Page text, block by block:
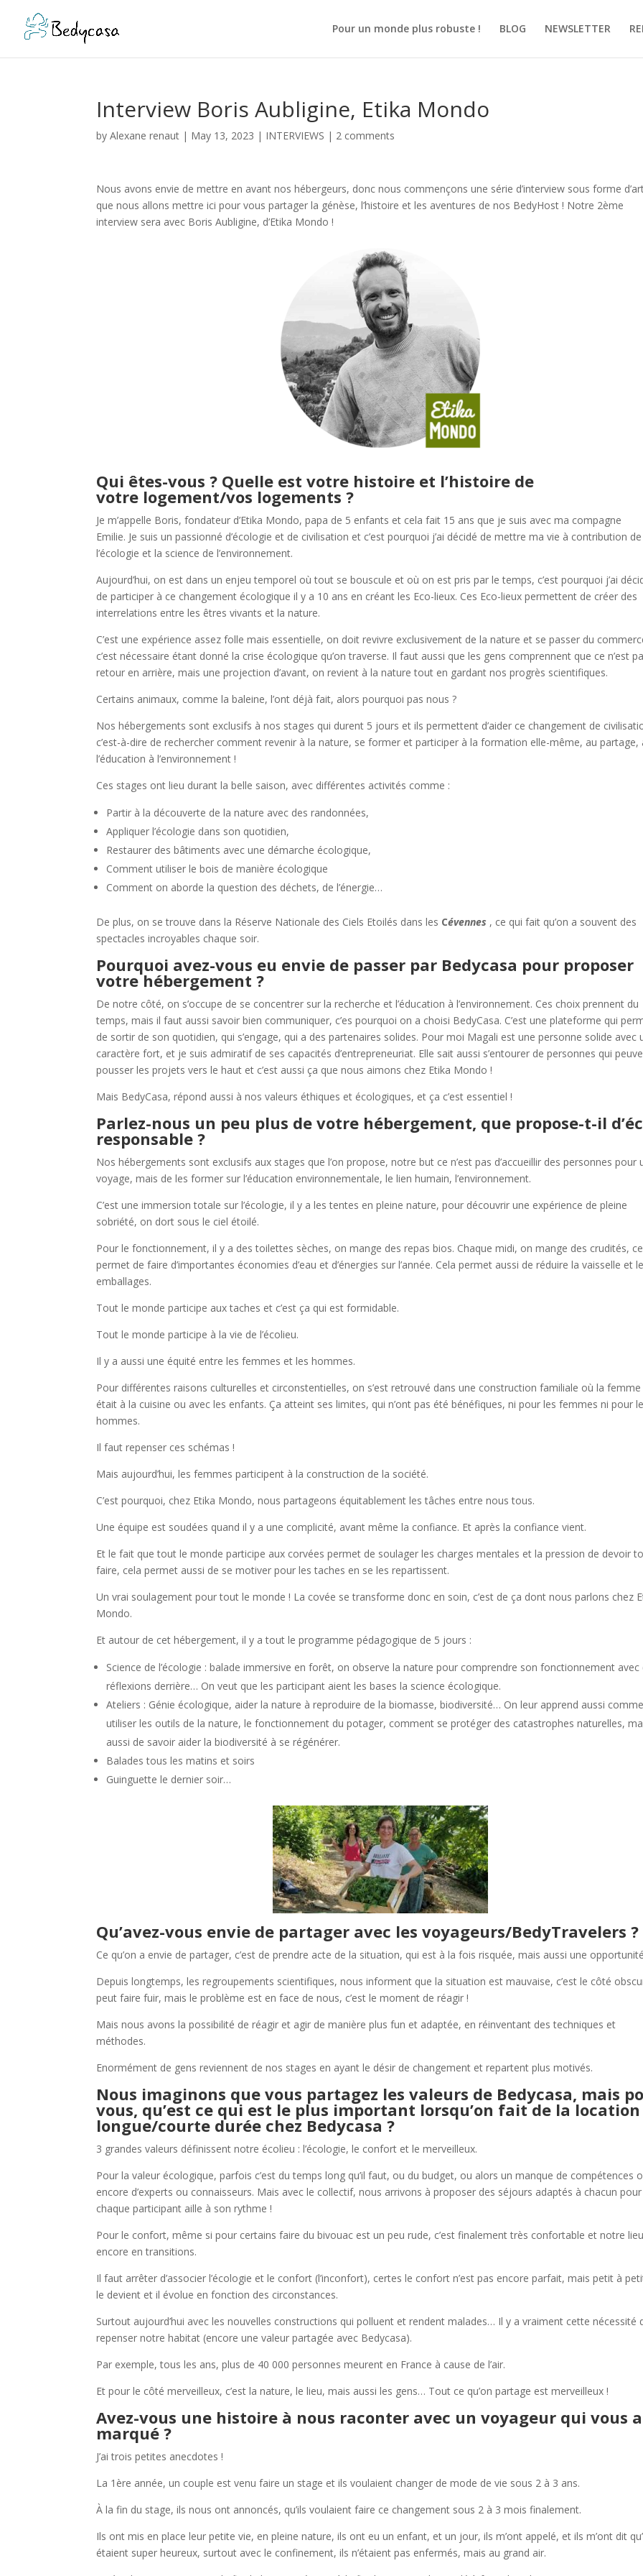
Pour un monde plus robuste ! BLOG NEWSLETTER
Interview Boris Aubligine, Etika Mondo
byAlexane renaut | May 13, 2023 | INTERVIEWS | 2 comments
Nous avons envie de mettre en avant nos hébergeurs, donc nous commençons une série d’interview sous forme
que nous allons mettre ici pour vous partager la génèse, l’histoire et les aventures de nos BedyHost ! Notre 2ème
interview sera avec Boris Aubligine, d’Etika Mondo !
Qui êtes-vous ? Quelle est votre histoire et l’histoire de
votre logement/vos logements ?
Je m’appelle Boris, fondateur d’Etika Mondo, papa de 5 enfants et cela fait 15 ans que je suis avec ma compagne
Emilie. Je suis un passionné d’écologie et de civilisation et c’est pourquoi j’ai décidé de mettre ma vie à contribution de
l’écologie et la science de l’environnement.
Aujourd’hui, on est dans un enjeu temporel où tout se bouscule et où on est pris par le temps, c’est pourquoi j’ai
de participer à ce changement écologique il y a 10 ans en créant les Eco-lieux. Ces Eco-lieux permettent de créer des
interrelations entre les êtres vivants et la nature.
C’est une expérience assez folle mais essentielle, on doit revivre exclusivement de la nature et se passer du
c’est nécessaire étant donné la crise écologique qu’on traverse. Il faut aussi que les gens comprennent que ce n’est
retour en arrière, mais une projection d’avant, on revient à la nature tout en gardant nos progrès scientifiques.
Certains animaux, comme la baleine, l’ont déjà fait, alors pourquoi pas nous ?
Nos hébergements sont exclusifs à nos stages qui durent 5 jours et ils permettent d’aider ce changement de
c’est-à-dire de rechercher comment revenir à la nature, se former et participer à la formation elle-même, au partage,
l’éducation à l’environnement !
Ces stages ont lieu durant la belle saison, avec différentes activités comme :
Partir à la découverte de la nature avec des randonnées,
Appliquer l’écologie dans son quotidien,
Restaurer des bâtiments avec une démarche écologique,
Comment utiliser le bois de manière écologique
Comment on aborde la question des déchets, de l’énergie…
De plus, on se trouve dans la Réserve Nationale des Ciels Etoilés dans les Cévennes , ce qui fait qu’on a souvent des
spectacles incroyables chaque soir.
Pourquoi avez-vous eu envie de passer par Bedycasa pour proposer
votre hébergement ?
De notre côté, on s’occupe de se concentrer sur la recherche et l’éducation à l’environnement. Ces choix prennent du
temps, mais il faut aussi savoir bien communiquer, c’es pourquoi on a choisi BedyCasa. C’est une plateforme qui
de sortir de son quotidien, qui s’engage, qui a des partenaires solides. Pour moi Magali est une personne solide avec
caractère fort, et je suis admiratif de ses capacités d’entrepreneuriat. Elle sait aussi s’entourer de personnes qui
pousser les projets vers le haut et c’est aussi ça que nous aimons chez Etika Mondo !
Mais BedyCasa, répond aussi à nos valeurs éthiques et écologiques, et ça c’est essentiel !
Parlez-nous un peu plus de votre hébergement, que propose-t-il
responsable ?
Nos hébergements sont exclusifs aux stages que l’on propose, notre but ce n’est pas d’accueillir des personnes pour
voyage, mais de les former sur l’éducation environnementale, le lien humain, l’environnement.
C’est une immersion totale sur l’écologie, il y a les tentes en pleine nature, pour découvrir une expérience de pleine
sobriété, on dort sous le ciel étoilé.
Pour le fonctionnement, il y a des toilettes sèches, on mange des repas bios. Chaque midi, on mange des crudités,
permet de faire d’importantes économies d’eau et d’énergies sur l’année. Cela permet aussi de réduire la vaisselle et
emballages.
Tout le monde participe aux taches et c’est ça qui est formidable.
Tout le monde participe à la vie de l’écolieu.
Il y a aussi une équité entre les femmes et les hommes.
Pour différentes raisons culturelles et circonstentielles, on s’est retrouvé dans une construction familiale où la femme
était à la cuisine ou avec les enfants. Ça atteint ses limites, qui n’ont pas été bénéfiques, ni pour les femmes ni pour
hommes.
Il faut repenser ces schémas !
Mais aujourd’hui, les femmes participent à la construction de la société.
C’est pourquoi, chez Etika Mondo, nous partageons équitablement les tâches entre nous tous.
Une équipe est soudées quand il y a une complicité, avant même la confiance. Et après la confiance vient.
Et le fait que tout le monde participe aux corvées permet de soulager les charges mentales et la pression de devoir
faire, cela permet aussi de se motiver pour les taches en se les repartissent.
Un vrai soulagement pour tout le monde ! La covée se transforme donc en soin, c’est de ça dont nous parlons chez
Mondo.
Et autour de cet hébergement, il y a tout le programme pédagogique de 5 jours :
Science de l’écologie : balade immersive en forêt, on observe la nature pour comprendre son fonctionnement avec
réflexions derrière… On veut que les participant aient les bases la science écologique.
Ateliers : Génie écologique, aider la nature à reproduire de la biomasse, biodiversité… On leur apprend aussi comme
utiliser les outils de la nature, le fonctionnement du potager, comment se protéger des catastrophes naturelles,
aussi de savoir aider la biodiversité à se régénérer.
Balades tous les matins et soirs
Guinguette le dernier soir…
Qu’avez-vous envie de partager avec les voyageurs/BedyTravelers ?
Ce qu’on a envie de partager, c’est de prendre acte de la situation, qui est à la fois risquée, mais aussi une
Depuis longtemps, les regroupements scientifiques, nous informent que la situation est mauvaise, c’est le côté
peut faire fuir, mais le problème est en face de nous, c’est le moment de réagir !
Mais nous avons la possibilité de réagir et agir de manière plus fun et adaptée, en réinventant des techniques et
méthodes.
Enormément de gens reviennent de nos stages en ayant le désir de changement et repartent plus motivés.
Nous imaginons que vous partagez les valeurs de Bedycasa, mais
vous, qu’est ce qui est le plus important lorsqu’on fait de la location
longue/courte durée chez Bedycasa ?
3 grandes valeurs définissent notre écolieu : l’écologie, le confort et le merveilleux.
Pour la valeur écologique, parfois c’est du temps long qu’il faut, ou du budget, ou alors un manque de compétences
encore d’experts ou connaisseurs. Mais avec le collectif, nous arrivons à proposer des séjours adaptés à chacun
chaque participant aille à son rythme !
Pour le confort, même si pour certains faire du bivouac est un peu rude, c’est finalement très confortable et notre
encore en transitions.
Il faut arrêter d’associer l’écologie et le confort (l’inconfort), certes le confort n’est pas encore parfait, mais petit à
le devient et il évolue en fonction des circonstances.
Surtout aujourd’hui avec les nouvelles constructions qui polluent et rendent malades… Il y a vraiment cette nécessité
repenser notre habitat (encore une valeur partagée avec Bedycasa).
Par exemple, tous les ans, plus de 40 000 personnes meurent en France à cause de l’air.
Et pour le côté merveilleux, c’est la nature, le lieu, mais aussi les gens… Tout ce qu’on partage est merveilleux !
Avez-vous une histoire à nous raconter avec un voyageur qui vous a
marqué ?
J’ai trois petites anecdotes !
La 1ère année, un couple est venu faire un stage et ils voulaient changer de mode de vie sous 2 à 3 ans.
À la fin du stage, ils nous ont annoncés, qu’ils voulaient faire ce changement sous 2 à 3 mois finalement.
Ils ont mis en place leur petite vie, en pleine nature, ils ont eu un enfant, et un jour, ils m’ont appelé, et ils m’ont dit
étaient super heureux, surtout avec le confinement, ils n’étaient pas enfermés, mais au grand air.